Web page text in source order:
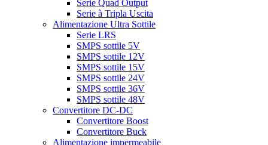
Serie Quad Output
Serie à Tripla Uscita
Alimentazione Ultra Sottile
Serie LRS
SMPS sottile 5V
SMPS sottile 12V
SMPS sottile 15V
SMPS sottile 24V
SMPS sottile 36V
SMPS sottile 48V
Convertitore DC-DC
Convertitore Boost
Convertitore Buck
Alimentazione impermeabile